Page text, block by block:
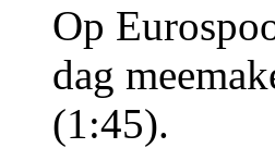
Op
dag
(1:45).